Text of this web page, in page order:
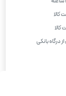
کالا
درگاه بانکی